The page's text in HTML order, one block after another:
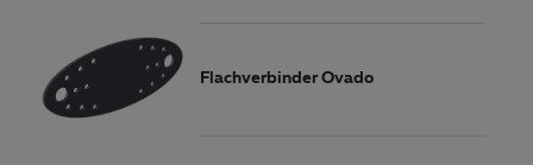
Flachverbinder Ovado